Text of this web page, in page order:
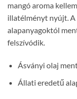
mangó aroma
illatélményt nyújt. A
alapanyagoktól
felszívódik.
Ásványi olaj
Állati eredetű